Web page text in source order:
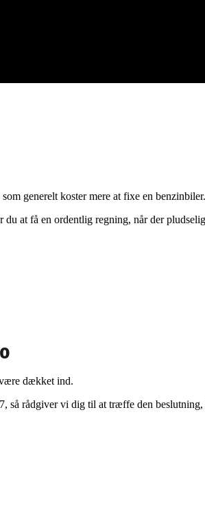
generelt koster mere at fixe en benzinbiler.
at få en ordentlig regning, når der
dækket ind.
så rådgiver vi dig til at træffe den